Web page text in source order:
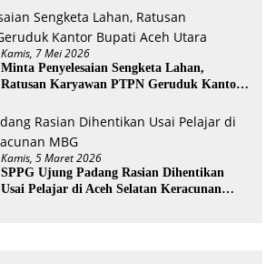
Kamis, 7 Mei 2026
Minta Penyelesaian Sengketa Lahan,
Ratusan Karyawan PTPN Geruduk Kantor
Kamis, 5 Maret 2026
SPPG Ujung Padang Rasian Dihentikan
Usai Pelajar di Aceh Selatan Keracunan